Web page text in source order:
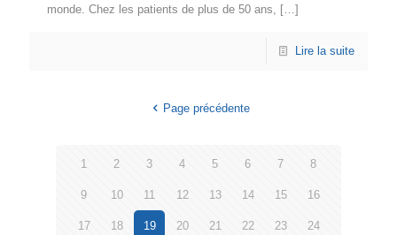
monde. Chez les patients de plus de 50 ans, […]
Lire la suite
Page précédente
1 2 3 4 5 6 7 8
9 10 11 12 13 14 15 16
17 18 19 20 21 22 23 24